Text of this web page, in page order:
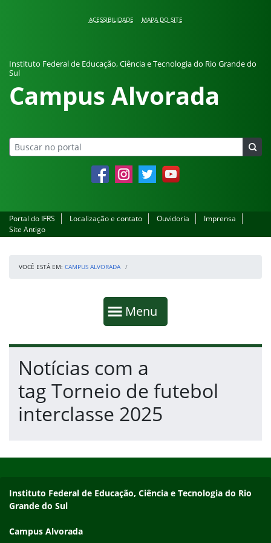
ACESSIBILIDADE MAPA DO SITE
Instituto Federal de Educação, Ciência e Tecnologia do Rio Grande do
Sul
Campus Alvorada
FacebookInstagramTwitter YouTube
Portal do IFRS Localização e contato Ouvidoria
Imprensa
Site Antigo
VOCÊ ESTÁ EM: CAMPUS ALVORADA
Mostrar
Menu
Fim da navegação
Início do conteúdo
Notícias com a
tag Torneio de futebol
interclasse 2025
Endereço
Instituto Federal de Educação, Ciência e Tecnologia do Rio
Grande do Sul
Campus Alvorada